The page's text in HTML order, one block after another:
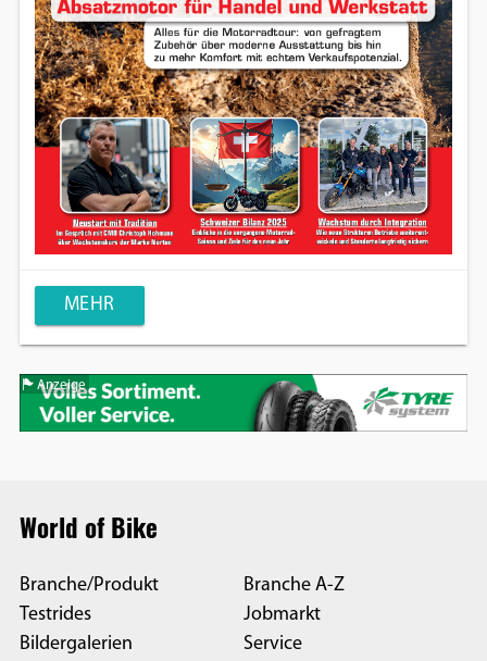
MEHR
Anzeige
World of Bike
Branche/Produkt
Testrides
Bildergalerien
Branche A-Z
Jobmarkt
Service